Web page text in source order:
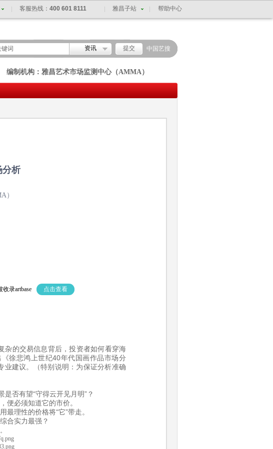
帮助中心
雅昌子站
客服热线： 400 601 8111
资讯 中国艺搜
编制机构：雅昌艺术市场监测中心（AMMA）
分析
）
收录artbase 点击查看
杂的交易信息背后，投资者如何看穿海
徐悲鸿上世纪40年代国画作品市场分
建议。
（特别说明：为保证分析准确
否有望“守得云开见月明”？
必须知道它的市价。
理性的价格将“它”带走。
合实力最强？
。